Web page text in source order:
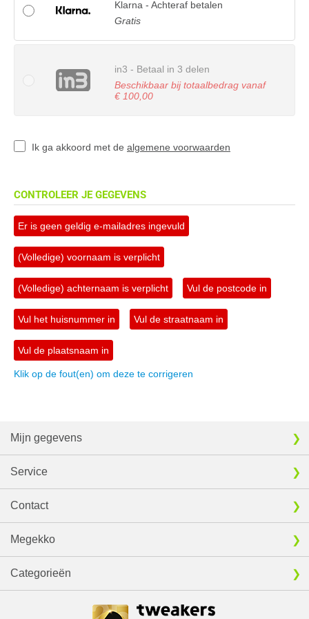
Klarna - Achteraf betalen
Gratis
in3 - Betaal in 3 delen
Beschikbaar bij totaalbedrag vanaf
€ 100,00
Ik ga akkoord met de algemene voorwaarden
CONTROLEER JE GEGEVENS
Er is geen geldig e-mailadres ingevuld
(Volledige) voornaam is verplicht
(Volledige) achternaam is verplicht Vul de postcode in
Vul het huisnummer in Vul de straatnaam in
Vul de plaatsnaam in
Klik op de fout(en) om deze te corrigeren
Mijn gegevens
Service
Contact
Megekko
Categorieën